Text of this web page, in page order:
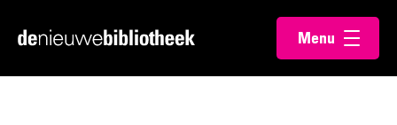
direct
direct
Ga
Menu
openen